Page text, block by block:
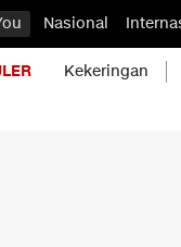
Nasional
Kekeringan